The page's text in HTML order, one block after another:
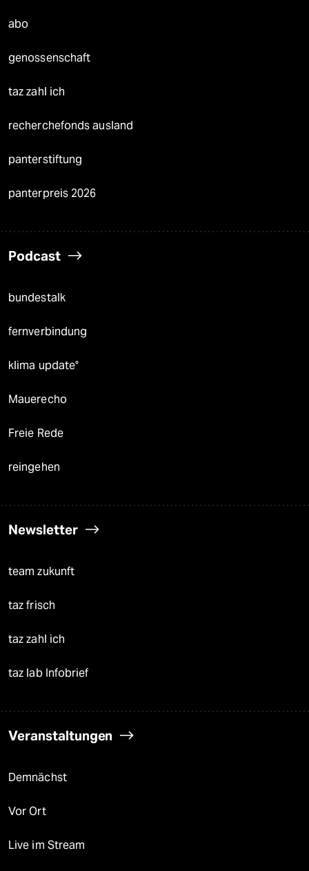
abo
genossenschaft
taz zahl ich
recherchefonds ausland
panterstiftung
panterpreis 2026
Podcast
bundestalk
fernverbindung
klima update°
Mauerecho
Freie Rede
reingehen
Newsletter
team zukunft
taz frisch
taz zahl ich
taz lab Infobrief
Veranstaltungen
Demnächst
Vor Ort
Live im Stream